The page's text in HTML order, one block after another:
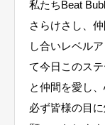
私たちBeat
さらけさし、
し合いレベル
て今日このス
と仲間を愛し
必ず皆様の目